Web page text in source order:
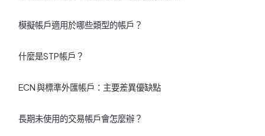
模擬帳戶適用於哪些類型的帳戶？
什麼是STP帳戶？
ECN 與標準外匯帳戶：主要差異優缺點
長期未使用的交易帳戶會怎麼辦？